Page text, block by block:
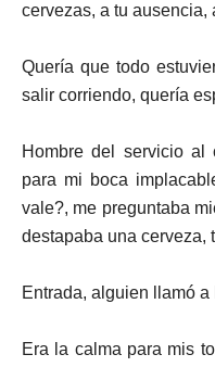
cervezas, a tu ausencia,
Quería que todo
salir corriendo, quería
Hombre del servicio al
para mi boca
vale?, me preguntaba
destapaba una cerveza,
Entrada, alguien llamó a
Era la calma para mis